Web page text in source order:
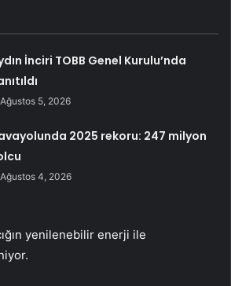
İnciri TOBB Genel Kurulu’nda
Ağustos 5, 2026
2025 rekoru: 247 milyon
Ağustos 4, 2026
yenilenebilir enerji ile